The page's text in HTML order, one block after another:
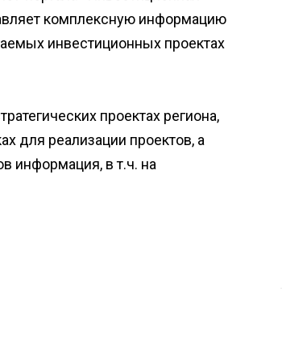
комплексную информацию
инвестиционных проектах
проектах региона,
для реализации проектов, а
информация, в т.ч. на